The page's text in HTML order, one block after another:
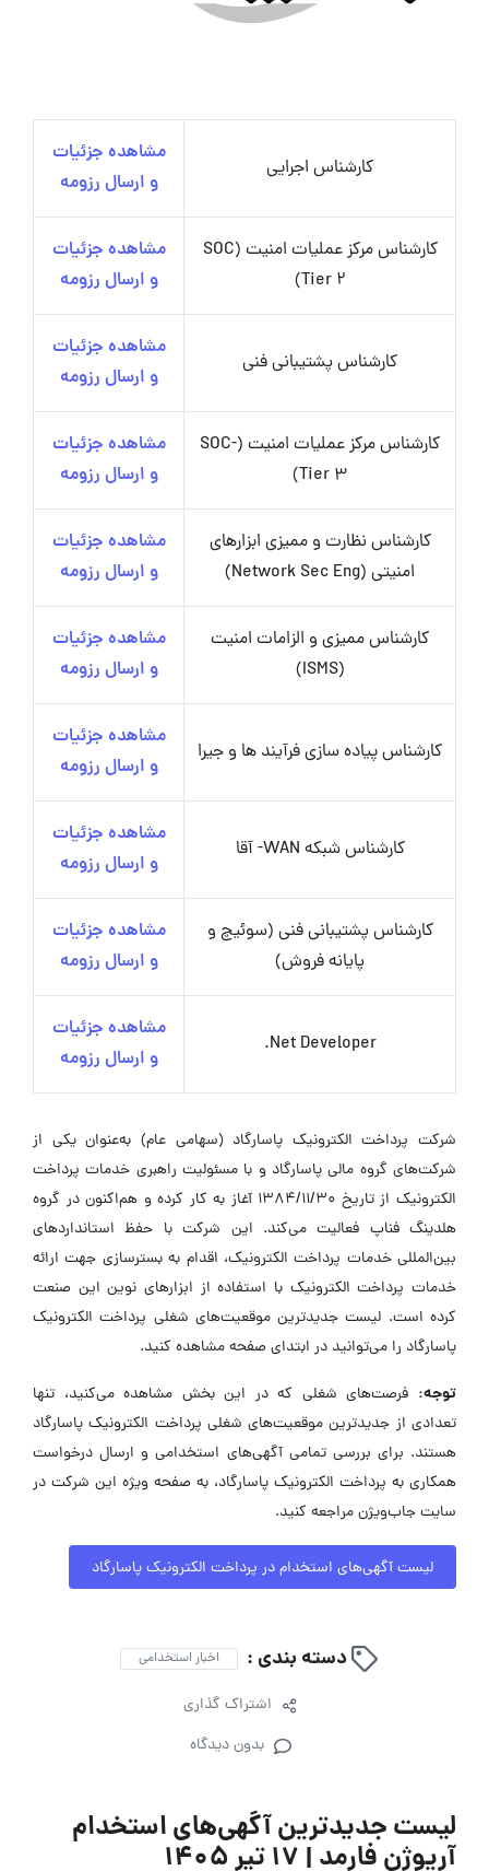
کارشناس اجرایی
مشاهده جزئیات
و ارسال رزومه
کارشناس مرکز عملیات امنیت (SOC
Tier 2)
مشاهده جزئیات
و ارسال رزومه
کارشناس پشتیبانی فنی
مشاهده جزئیات
و ارسال رزومه
کارشناس مرکز عملیات امنیت (SOC-
Tier 3)
مشاهده جزئیات
و ارسال رزومه
کارشناس نظارت و ممیزی ابزارهای
امنیتی (Network Sec Eng)
مشاهده جزئیات
و ارسال رزومه
کارشناس ممیزی و الزامات امنیت
(ISMS)
مشاهده جزئیات
و ارسال رزومه
کارشناس پیاده سازی فرآیند ها و جیرا
مشاهده جزئیات
و ارسال رزومه
کارشناس شبکه WAN- آقا
مشاهده جزئیات
و ارسال رزومه
کارشناس پشتیبانی فنی (سوئیچ و
پایانه فروش)
مشاهده جزئیات
و ارسال رزومه
Net Developer.
مشاهده جزئیات
و ارسال رزومه
شرکت پرداخت الکترونیک پاسارگاد (سهامی عام) به‌عنوان یکی از
شرکت‌های گروه مالی پاسارگاد و با مسئولیت راهبری خدمات پرداخت
الکترونیک از تاریخ 1384/11/30 آغاز به کار کرده و هم‌اکنون در گروه
هلدینگ فناپ فعالیت می‌کند. این شرکت با حفظ استانداردهای
بین‌المللی خدمات پرداخت الکترونیک، اقدام به بسترسازی جهت ارائه
خدمات پرداخت الکترونیک با استفاده از ابزارهای نوین این صنعت
کرده است. لیست جدیدترین موقعیت‌های شغلی پرداخت الکترونیک
پاسارگاد را می‌توانید در ابتدای صفحه مشاهده کنید.
توجه: فرصت‌های شغلی که در این بخش مشاهده می‌کنید، تنها
تعدادی از جدیدترین موقعیت‌های شغلی پرداخت الکترونیک پاسارگاد
هستند. برای بررسی تمامی آگهی‌های استخدامی و ارسال درخواست
همکاری به پرداخت الکترونیک پاسارگاد، به صفحه ویژه این شرکت در
سایت جاب‌ویژن مراجعه کنید.
لیست آگهی‌های استخدام در پرداخت الکترونیک پاسارگاد
دسته بندی : اخبار استخدامی
اشتراک گذاری
بدون دیدگاه
لیست جدیدترین آگهی‌های استخدام
آریوژن فارمد | ۱۷ تیر ۱۴۰۵